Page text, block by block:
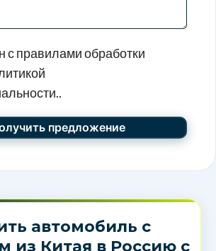
с правилами обработки
автомобиль с
из Китая в Россию с